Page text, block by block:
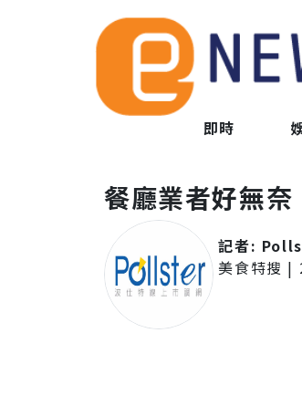
即時
餐廳業者好無奈
記者:
美食特搜 |